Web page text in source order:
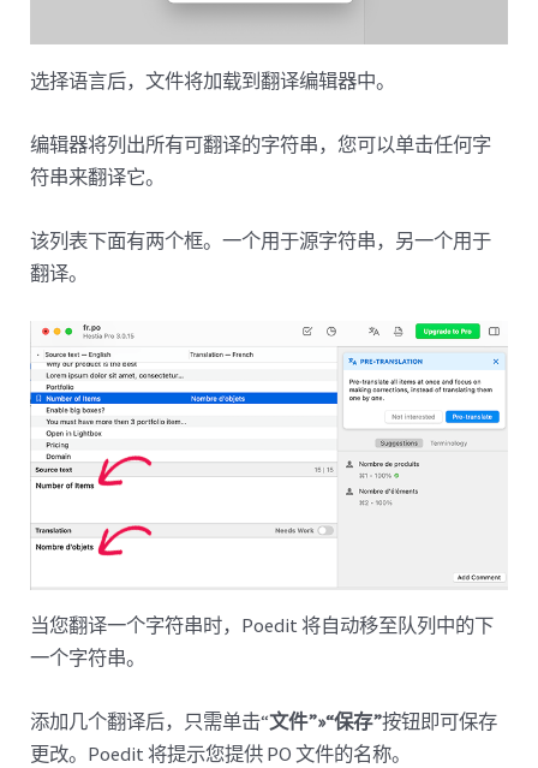
选择语言后，文件将加载到翻译编辑器中。
编辑器将列出所有可翻译的字符串，您可以单击任何字
符串来翻译它。
该列表下面有两个框。一个用于源字符串，另一个用于
翻译。
当您翻译一个字符串时，Poedit 将自动移至队列中的下
一个字符串。
添加几个翻译后，只需单击“文件”»“保存”按钮即可保存
更改。Poedit 将提示您提供 PO 文件的名称。